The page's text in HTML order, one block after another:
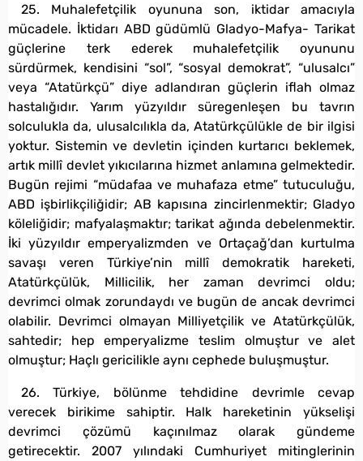
25. Muhalefetçilik oyununa son, iktidar amacıyla
mücadele. İktidarı ABD güdümlü Gladyo-Mafya- Tarikat
güçlerine terk ederek muhalefetçilik oyununu
sürdürmek, kendisini “sol”, “sosyal demokrat”, “ulusalcı”
veya “Atatürkçü” diye adlandıran güçlerin iflah olmaz
hastalığıdır. Yarım yüzyıldır süregenleşen bu tavrın
solculukla da, ulusalcılıkla da, Atatürkçülükle de bir ilgisi
yoktur. Sistemin ve devletin içinden kurtarıcı beklemek,
artık millî devlet yıkıcılarına hizmet anlamına gelmektedir.
Bugün rejimi “müdafaa ve muhafaza etme” tutuculuğu,
ABD işbirlikçiliğidir; AB kapısına zincirlenmektir; Gladyo
köleliğidir; mafyalaşmaktır; tarikat ağında debelenmektir.
İki yüzyıldır emperyalizmden ve Ortaçağ’dan kurtulma
savaşı veren Türkiye’nin millî demokratik hareketi,
Atatürkçülük, Millicilik, her zaman devrimci oldu;
devrimci olmak zorundaydı ve bugün de ancak devrimci
olabilir. Devrimci olmayan Milliyetçilik ve Atatürkçülük,
sahtedir; hep emperyalizme teslim olmuştur ve alet
olmuştur; Haçlı gericilikle aynı cephede buluşmuştur.
26. Türkiye, bölünme tehdidine devrimle cevap
verecek birikime sahiptir. Halk hareketinin yükselişi
devrimci çözümü kaçınılmaz olarak gündeme
getirecektir. 2007 yılındaki Cumhuriyet mitinglerinin